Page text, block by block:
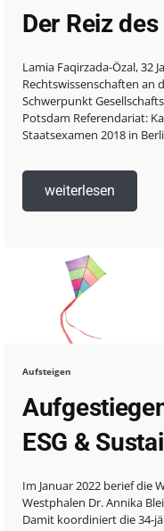
Der Reiz
Lamia Faqirzada-Özal, 32
Rechtswissenschaften an
Schwerpunkt
Potsdam Referendariat:
Staatsexamen 2018 in
weiterlesen
Aufsteigen
ESG &
Im Januar 2022 berief die
Westphalen Dr. Annika
Damit koordiniert die 34-